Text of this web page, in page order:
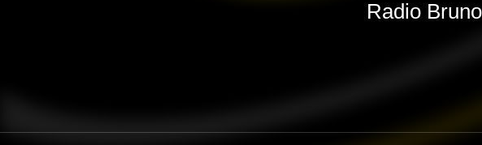
Radio Bruno